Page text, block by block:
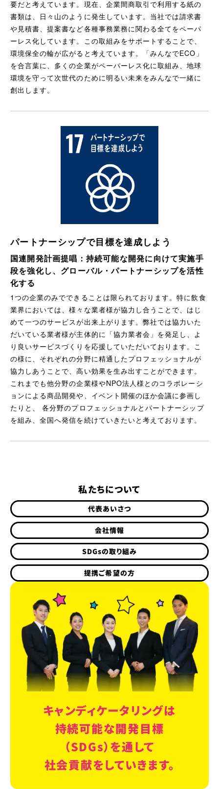
私たちについて
代表あいさつ
会社情報
SDGsの取り組み
提携ご希望の方
要だと考えています。現在、企業間商取引で利用する紙の
書類は、日々山のように発生しています。当社では請求書
や見積書、提案書など各種事務業務に関わる全てをペーパ
ーレス化しています。この取組みをサポートすることで、
環境保全の輪が広がると考えています。「みんなでECO」
を合言葉に、多くの企業がペーパーレス化に取組み、地球
環境を守って次世代のために明るい未来をみんなで一緒に
創出します。
パートナーシップで目標を達成しよう
国連開発計画提唱：持続可能な開発に向けて実施手
段を強化し、グローバル・パートナーシップを活性
化する
1つの企業のみでできることは限られております。特に飲食
業界においては、様々な業者様が協力し合うことで、はじ
めて一つのサービスが出来上がります。弊社では協力いた
だいている業者様が主体的に「協力業者会」を発足し、よ
り良いサービスづくりを応援していただいております。こ
の様に、それぞれの分野に精通したプロフェッショナルが
協力しあうことで、高い効果を生み出すことができます。
これまでも他分野の企業様やNPO法人様とのコラボレーシ
ョンによる商品開発や、イベント開催のほか会議に参画し
たりと、 各分野のプロフェッショナルとパートナーシップ
を組み、全国へ発信を続けていきたいと考えております。
キャンディケータリングは
持続可能な開発目標
（SDGs）を通して
社会貢献をしていきます。